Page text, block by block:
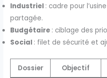
Industriel : cadre pour
partagée.
Budgétaire : ciblage des
Social : filet de sécurité et
Dossier Objectif